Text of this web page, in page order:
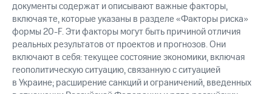
документы содержат и описывают важные факторы,
включая те, которые указаны в разделе «Факторы риска»
формы 20-F. Эти факторы могут быть причиной отличия
реальных результатов от проектов и прогнозов. Они
включают в себя: текущее состояние экономики, включая
геополитическую ситуацию, связанную с ситуацией
в Украине; расширение санкций и ограничений, введенных